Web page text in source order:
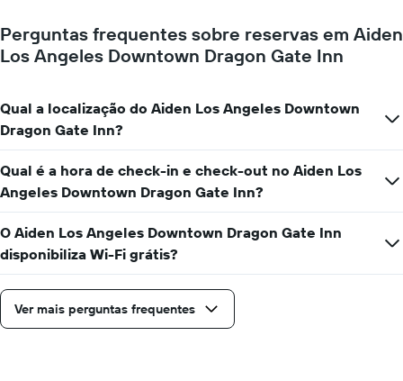
Perguntas frequentes sobre reservas em Aiden
Los Angeles Downtown Dragon Gate Inn
Qual a localização do Aiden Los Angeles Downtown
Dragon Gate Inn?
Qual é a hora de check-in e check-out no Aiden Los
Angeles Downtown Dragon Gate Inn?
O Aiden Los Angeles Downtown Dragon Gate Inn
disponibiliza Wi-Fi grátis?
Ver mais perguntas frequentes